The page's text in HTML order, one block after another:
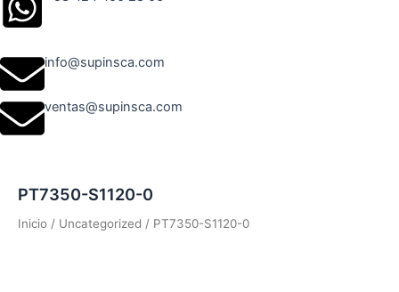
info@supinsca.com
ventas@supinsca.com
PT7350-S1120-0
Inicio / Uncategorized / PT7350-S1120-0